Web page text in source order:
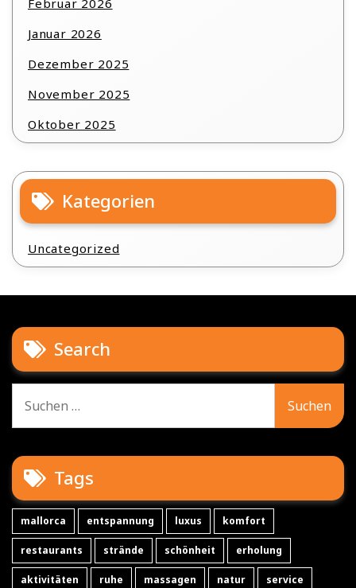
Januar 2026
Dezember 2025
November 2025
Oktober 2025
Kategorien
Uncategorized
Search
nach:
Tags
mallorca entspannung luxus komfort
restaurants strände schönheit erholung
aktivitäten ruhe massagen natur service